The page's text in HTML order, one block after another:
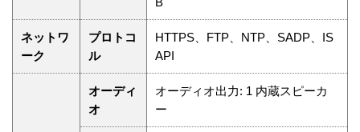
ネットワ
ーク
プロトコ
ル
HTTPS、FTP、NTP、SADP、IS
API
オーディ
オ
オーディオ出力: 1 内蔵スピーカ
ー